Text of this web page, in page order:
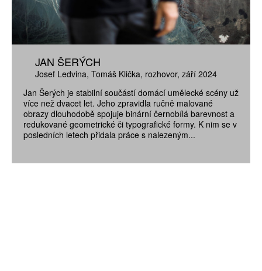
JAN ŠERÝCH
Josef Ledvina Tomáš Klička rozhovor září 2024
Jan Šerých je stabilní součástí domácí umělecké scény už
více než dvacet let. Jeho zpravidla ručně malované
obrazy dlouhodobě spojuje binární černobílá barevnost a
redukované geometrické či typografické formy. K nim se v
posledních letech přidala práce s nalezeným...